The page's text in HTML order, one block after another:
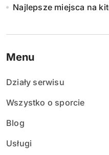
Najlepsze miejsca na
Menu
Działy serwisu
Wszystko o sporcie
Blog
Usługi